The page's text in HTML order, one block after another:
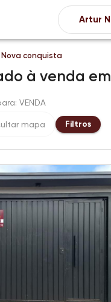
Nova conquista
à venda em
: VENDA
mapa Filtros